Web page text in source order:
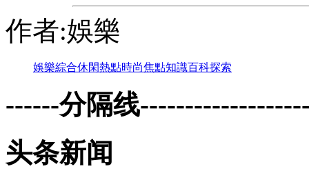
作者:娛樂
娛樂綜合休閑熱點時尚焦點知識百科探索
------分隔线
头条新闻